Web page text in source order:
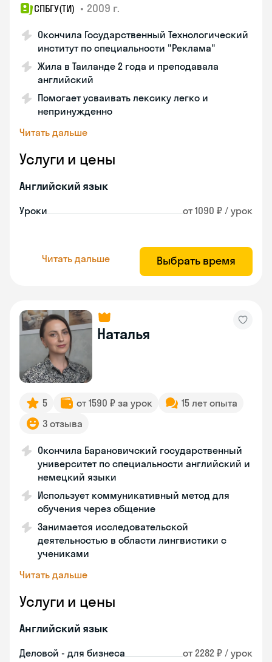
СПБГУ(ТИ) • 2009 г.
Окончила Государственный Технологический
институт по специальности "Реклама"
Жила в Таиланде 2 года и преподавала
английский
Помогает усваивать лексику легко и
непринужденно
Читать дальше
Услуги и цены
Английский язык
Уроки от 1090 ₽ / урок
Читать дальше Выбрать время
Наталья
5 от 1590 ₽ за урок
15 лет опыта
3 отзыва
Окончила Барановичский государственный
университет по специальности английский и
немецкий языки
Использует коммуникативный метод для
обучения через общение
Занимается исследовательской
деятельностью в области лингвистики с
учениками
Читать дальше
Услуги и цены
Английский язык
Деловой - для бизнеса от 2282 ₽ / урок